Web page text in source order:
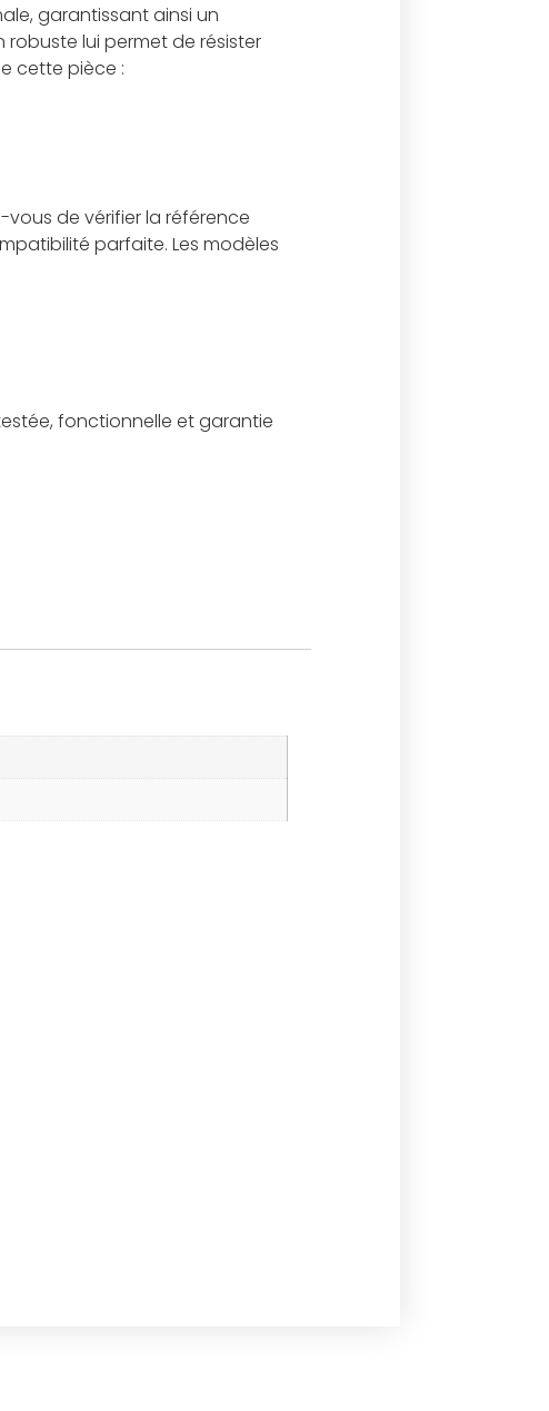
garantissant ainsi un
lui permet de résister
cette pièce :
de vérifier la référence
parfaite. Les modèles
fonctionnelle et garantie